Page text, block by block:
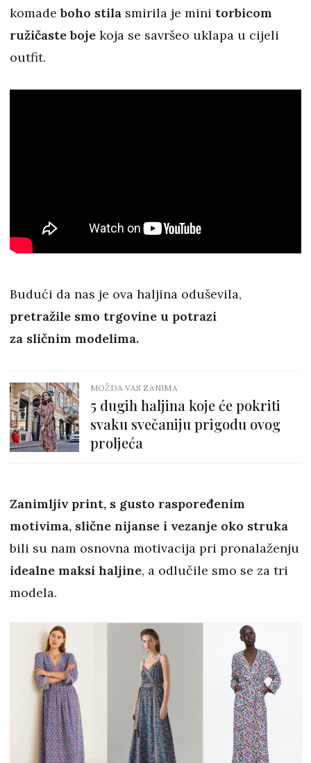
komadeboho stila smirila je mini torbicom
ružičaste boje koja se savršeo uklapa u cijeli
outfit.
Budući da nas je ova haljina oduševila,
pretražile smo trgovine u potrazi
za sličnim modelima.
MOŽDA VAS ZANIMA
5 dugih haljina koje će pokriti
svaku svečaniju prigodu ovog
proljeća
Zanimljiv print, s gusto raspoređenim
motivima, slične nijanse i vezanje oko struka
bili su nam osnovna motivacija pri pronalaženju
idealne maksi haljine, a odlučile smo se za tri
modela.